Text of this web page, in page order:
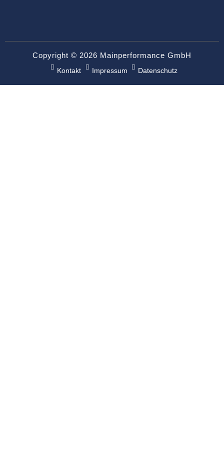
Copyright © 2026 Mainperformance GmbH
Kontakt Impressum Datenschutz